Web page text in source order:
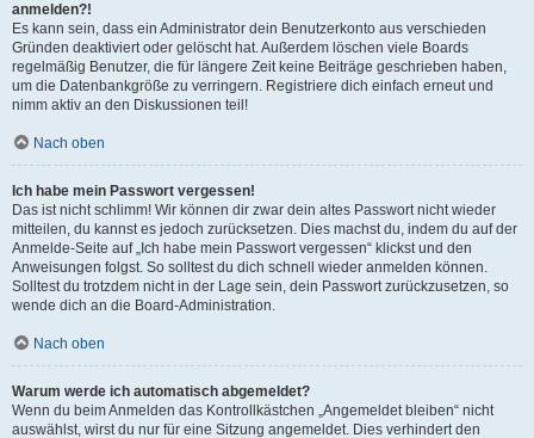
anmelden?!
Es kann sein, dass ein Administrator dein Benutzerkonto aus verschieden
Gründen deaktiviert oder gelöscht hat. Außerdem löschen viele Boards
regelmäßig Benutzer, die für längere Zeit keine Beiträge geschrieben haben,
um die Datenbankgröße zu verringern. Registriere dich einfach erneut und
nimm aktiv an den Diskussionen teil!
Nach oben
Ich habe mein Passwort vergessen!
Das ist nicht schlimm! Wir können dir zwar dein altes Passwort nicht wieder
mitteilen, du kannst es jedoch zurücksetzen. Dies machst du, indem du auf der
Anmelde-Seite auf „Ich habe mein Passwort vergessen“ klickst und den
Anweisungen folgst. So solltest du dich schnell wieder anmelden können.
Solltest du trotzdem nicht in der Lage sein, dein Passwort zurückzusetzen, so
wende dich an die Board-Administration.
Nach oben
Warum werde ich automatisch abgemeldet?
Wenn du beim Anmelden das Kontrollkästchen „Angemeldet bleiben“ nicht
auswählst, wirst du nur für eine Sitzung angemeldet. Dies verhindert den